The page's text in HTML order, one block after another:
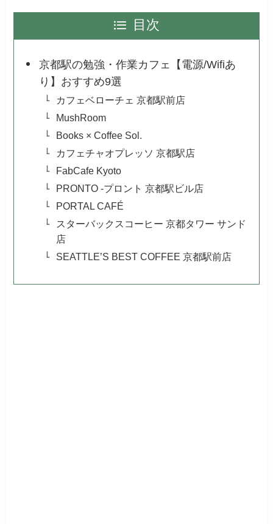
目次
京都駅の勉強・作業カフェ【電源/Wifiあ
り】おすすめ9選
カフェベローチェ 京都駅前店
MushRoom
Books × Coffee Sol.
カフェチャオプレッソ 京都駅店
FabCafe Kyoto
PRONTO -プロント 京都駅ビル店
PORTAL CAFÉ
スターバックスコーヒー 京都タワー サンド
店
SEATTLE’S BEST COFFEE 京都駅前店